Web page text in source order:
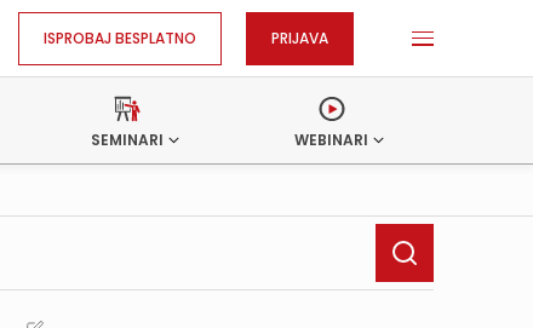
ISPROBAJ BESPLATNO PRIJAVA
SEMINARI WEBINARI